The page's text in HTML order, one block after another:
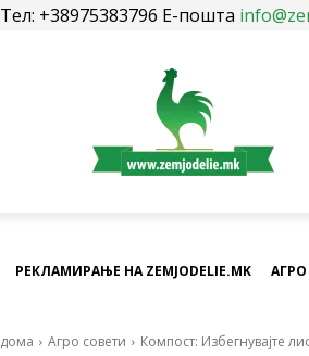
Тел: +38975383796 Е-пошта
РЕКЛАМИРАЊЕ НА ZEMJODELIE.MK
дома Агро совети Компост: Избегнувајте